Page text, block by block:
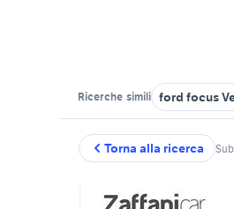
Ricerche simili ford focus
Torna alla ricerca